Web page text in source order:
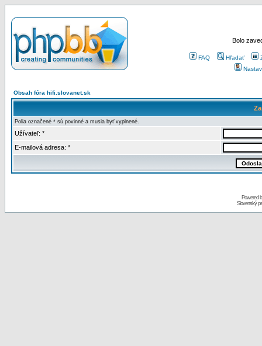
Bolo
FAQ Hľadať
Obsah fóra hifi.slovanet.sk
Polia označené * sú povinné a musia byť vyplnené.
Užívateľ: *
E-mailová adresa: *
Powered
Slovenský